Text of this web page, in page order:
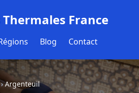
France
Blog Contact
Argenteuil